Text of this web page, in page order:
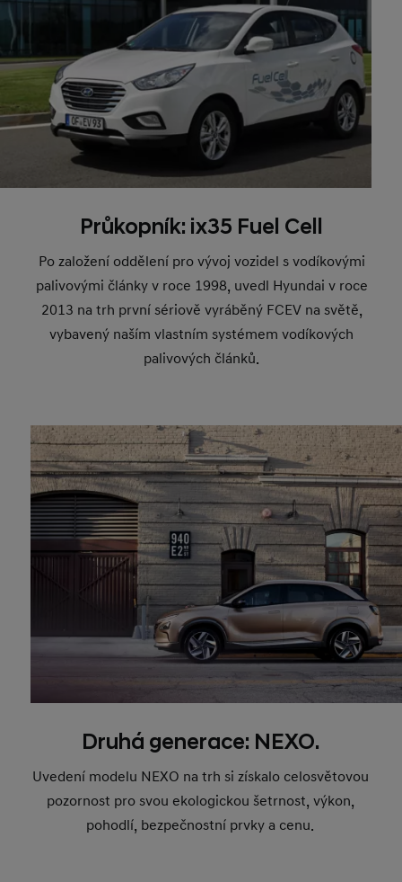
Průkopník: ix35 Fuel Cell
Po založení oddělení pro vývoj vozidel s vodíkovými
palivovými články v roce 1998, uvedl Hyundai v roce
2013 na trh první sériově vyráběný FCEV na světě,
vybavený naším vlastním systémem vodíkových
palivových článků.
Druhá generace: NEXO.
Uvedení modelu NEXO na trh si získalo celosvětovou
pozornost pro svou ekologickou šetrnost, výkon,
pohodlí, bezpečnostní prvky a cenu.